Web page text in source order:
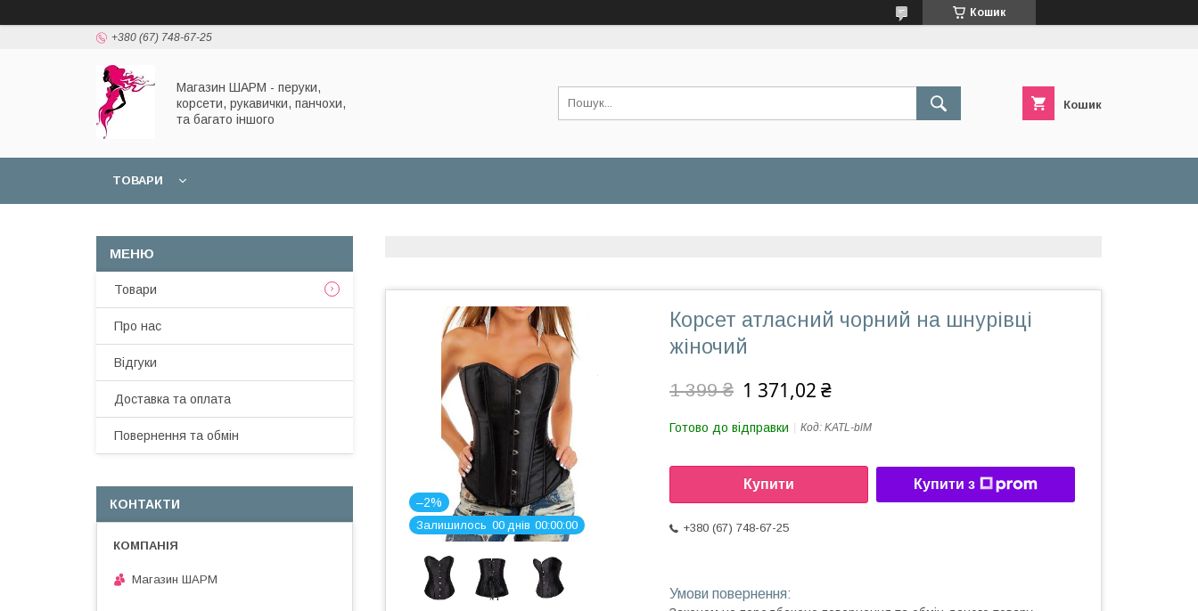
Кошик
+380 (67) 748-67-25
Магазин ШАРМ - перуки,
корсети, рукавички, панчохи,
та багато іншого
Кошик
ТОВАРИ
–2%
Залишилось 00 днів 00 00 00
Корсет атласний чорний на шнурівці
жіночий
1 399 ₴ 1 371,02 ₴
Готово до відправки Код: KATL-blМ
Купити Купити з
+380 (67) 748-67-25
Товари
Про нас
Відгуки
Доставка та оплата
Повернення та обмін
КОНТАКТИ
Магазин ШАРМ